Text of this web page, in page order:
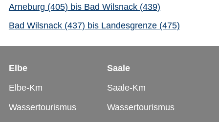
Arneburg (405) bis Bad Wilsnack (439)
Bad Wilsnack (437) bis Landesgrenze (475)
Elbe
Elbe-Km
Wassertourismus
Saale
Saale-Km
Wassertourismus